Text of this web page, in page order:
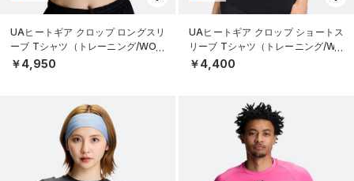
UAヒートギア クロップ ロングスリ
ーブ Tシャツ（トレーニング/WOM
EN）
￥4,950
UAヒートギア クロップ ショートス
リーブ Tシャツ（トレーニング/WO
MEN）
￥4,400